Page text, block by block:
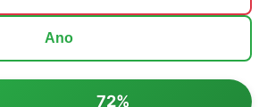
Ano
72%